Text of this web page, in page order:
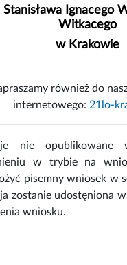
Stanisława Ignacego
Witkacego
w Krakowie
również do
internetowego: 21lo-
nie opublikowane
w trybie na
pisemny wniosek w
zostanie udostęniona
wniosku.